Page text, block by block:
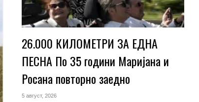
26.000 КИЛОМЕТРИ ЗА ЕДНА
ПЕСНА По 35 години Маријана и
Росана повторно заедно
5 август, 2026